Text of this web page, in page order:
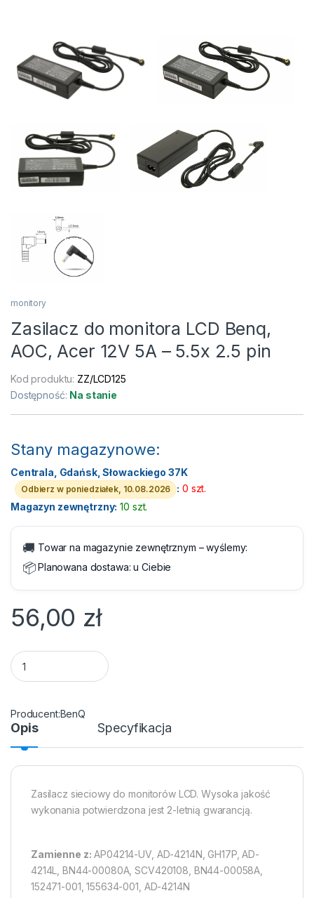
monitory
Zasilacz do monitora LCD Benq,
AOC, Acer 12V 5A – 5.5x 2.5 pin
Kod produktu: ZZ/LCD125
Dostępność: Na stanie
Stany magazynowe:
Centrala, Gdańsk, Słowackiego 37K
Odbierz w poniedziałek, 10.08.2026 : 0 szt.
Magazyn zewnętrzny: 10 szt.
🚚 Towar na magazynie zewnętrznym – wyślemy:
📦Planowana dostawa:u Ciebie
56,00 zł
Zasilacz do monitora LCD Benq, AOC, Acer 12V 5A - 5.5x 2.5
BenQ
Opis Specyfikacja
Zasilacz sieciowy do monitorów LCD. Wysoka jakość
wykonania potwierdzona jest 2-letnią gwarancją.
Zamienne z: AP04214-UV, AD-4214N, GH17P, AD-
4214L, BN44-00080A, SCV420108, BN44-00058A,
152471-001, 155634-001, AD-4214N